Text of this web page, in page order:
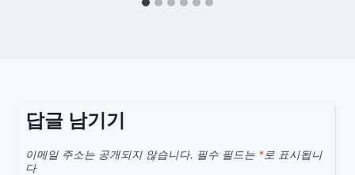
답글 남기기
이메일 주소는 공개되지 않습니다. 필수 필드는 *로 표시됩니
다